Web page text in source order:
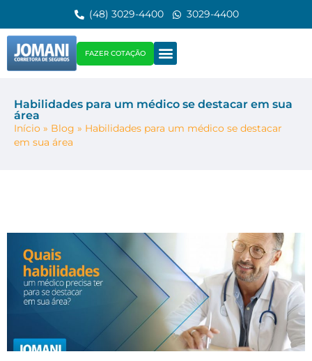
(48) 3029-4400 3029-4400
FAZER COTAÇÃO
Habilidades para um médico se destacar em sua
área
Início » Blog » Habilidades para um médico se destacar
em sua área